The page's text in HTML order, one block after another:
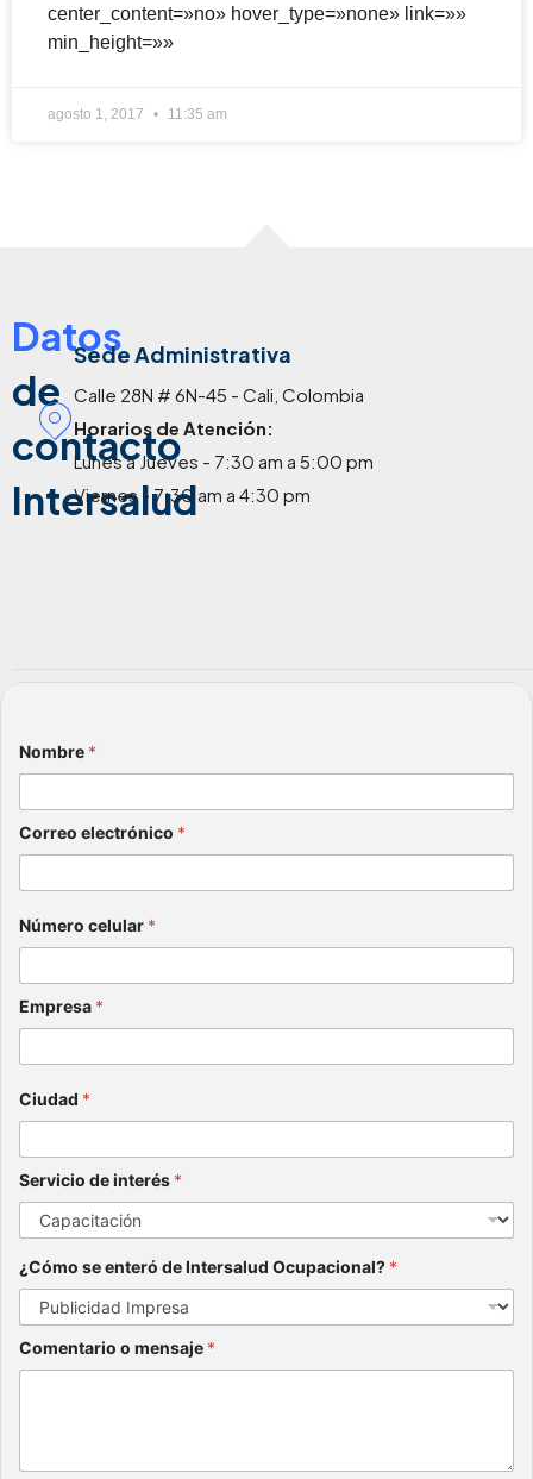
center_content=»no» hover_type=»none» link=»»
min_height=»»
agosto 1, 2017 11:35 am
Datos
de
contacto
Intersalud
Sede Administrativa
Calle 28N # 6N-45 - Cali, Colombia
Horarios de Atención:
Lunes a Jueves - 7:30 am a 5:00 pm
Viernes - 7:30 am a 4:30 pm
Nombre *
Correo electrónico *
Número celular *
Empresa *
Ciudad *
Servicio de interés *
¿Cómo se enteró de Intersalud Ocupacional? *
Comentario o mensaje *